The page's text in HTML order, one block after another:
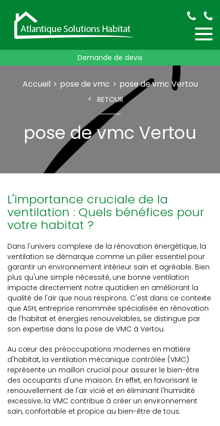
Demande de devis
Accueil pose de vmc pose de vmc Vertou
RETOUR
pose de vmc Vertou
L'importance cruciale de la
ventilation : Quels bénéfices pour
votre habitat ?
Dans l'univers complexe de la rénovation énergétique, la
ventilation se démarque comme un pilier essentiel pour
garantir un environnement intérieur sain et agréable. Bien
plus qu'une simple nécessité, une bonne ventilation
impacte directement notre quotidien en améliorant la
qualité de l'air que nous respirons. C'est dans ce contexte
que ASH, entreprise renommée spécialisée en rénovation
de l'habitat et énergies renouvelables, se distingue par
son expertise dans la pose de VMC à Vertou.
Au cœur des préoccupations modernes en matière
d'habitat, la ventilation mécanique contrôlée (VMC)
représente un maillon crucial pour assurer le bien-être
des occupants d'une maison. En effet, en favorisant le
renouvellement de l'air vicié et en éliminant l'humidité
excessive, la VMC contribue à créer un environnement
sain, confortable et propice au bien-être de tous.